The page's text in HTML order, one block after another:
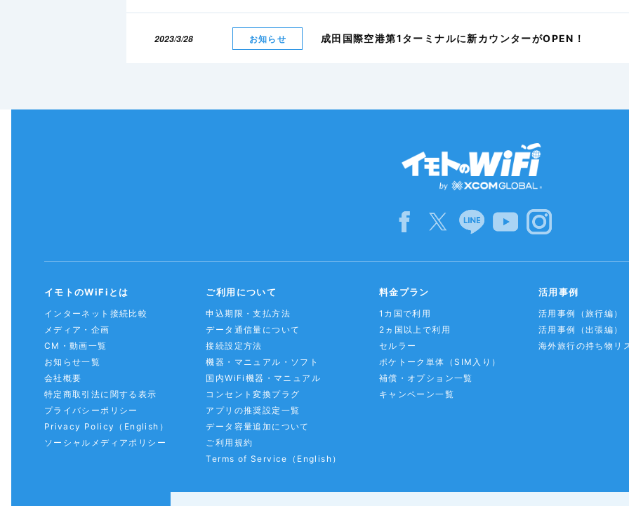
2023/3/28 お知らせ 成田国際空港第1ターミナルに新カウンターがOPEN！
イモトのWiFiとは
インターネット接続比較
メディア・企画
CM・動画一覧
お知らせ一覧
会社概要
特定商取引法に関する表示
プライバシーポリシー
Privacy Policy （English）
ソーシャルメディアポリシー
ご利用について
申込期限・支払方法
データ通信量について
接続設定方法
機器・マニュアル・ソフト
国内WiFi機器・マニュアル
コンセント変換プラグ
アプリの推奨設定一覧
データ容量追加について
ご利用規約
Terms of Service （English）
料金プラン
1カ国で利用
2ヵ国以上で利用
セルラー
ポケトーク単体 （SIM入り）
補償・オプション一覧
キャンペーン一覧
活用事例
活用事例
（旅行編）
活用事例
（出張編）
海外旅行の持ち物リ